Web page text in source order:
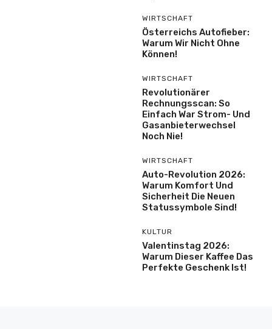
WIRTSCHAFT
Österreichs Autofieber:
Warum Wir Nicht Ohne
Können!
WIRTSCHAFT
Revolutionärer
Rechnungsscan: So
Einfach War Strom- Und
Gasanbieterwechsel
Noch Nie!
WIRTSCHAFT
Auto-Revolution 2026:
Warum Komfort Und
Sicherheit Die Neuen
Statussymbole Sind!
KULTUR
Valentinstag 2026:
Warum Dieser Kaffee Das
Perfekte Geschenk Ist!